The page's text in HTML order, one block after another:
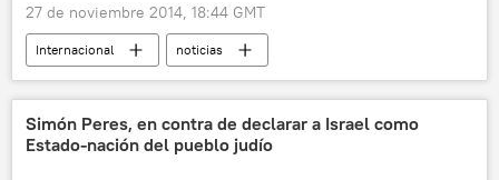
27 de noviembre 2014, 18:44 GMT
Internacional noticias
Simón Peres, en contra de declarar a Israel como
Estado-nación del pueblo judío